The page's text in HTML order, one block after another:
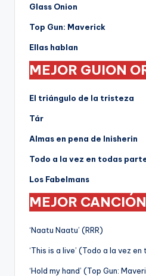
Glass Onion
Top Gun: Maverick
Ellas hablan
MEJOR GUION
El triángulo de la tristeza
Tár
Almas en pena de Inisherin
Todo a la vez en todas
Los Fabelmans
MEJOR
‘Naatu Naatu’ (RRR)
‘This is a live’ (Todo a la vez
‘Hold my hand’ (Top Gun: